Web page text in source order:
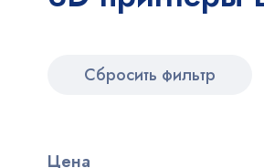
Сбросить фильтр
Цена